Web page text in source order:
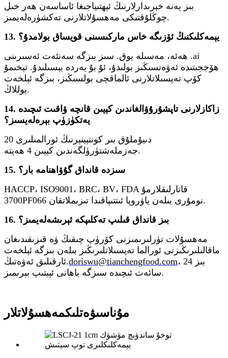
بىز يەنە خېرىدارلارنىڭ ئېھتىياجىغا ئاساسەن ھەر خىل
چوڭلۇقتىكى مەھسۇلاتلارنى تەكشۈرەلەيمىز.
13. يېمەكلىكنىڭ ئۆزىگە خاس ماركىسىنى قويساق بولامدۇ؟
ھەئە، مەسىلە يوق. سىز بىزگە سەنئەت ئەسىرىنى .ai
ھۆججىتىدە ئەۋەتسىڭىز بولىدۇ، ئۇ بۇ يەردە بېسىلىدۇ. تېخىمۇ
كۆپ تەپسىلاتلارنى ئالماقچى بولسىڭىز، بىزگە ئېلخەت
يوللاڭ.
14. زاكازلارنى تاپشۇرۇۋالغاندىن كېيىن قانچە ۋاقىت ئىچىدە
يەتكۈزۈپ بېرەلەيسىز؟
20 دىيۇملۇق بىر كونتېينېرنىڭ ئورالمىلىرى
جەزملەشتۈرۈلگەندىن كېيىن 4 ھەپتە.
15. سىزدە قانداق گۇۋاھنامە بار؟
HACCP، ISO9001، BRC، BV، FDA قاتارلىقلارمۇ
3700PF066 نومۇرى بىلەن ياۋروپا ئىتتىپاقىدا تىزىملاتقان.
16. بىز قانداق قىلىپ تەكلىپكە ئېرىشەلەيمىز؟
مەھسۇلات تۈرلىرىمىزنى كۆرۈپ چىقىڭ ۋە قىزىقىدىغان
ماقالىلىرىڭىزنى ئورالما تەپسىلاتلىرىڭىز بىلەن بىزگە ئېلخەت
ئارقىلىق ئەۋەتىڭ.doriswu@tianchengfood.com، بىز 24
سائەت ئىچىدە سىزگە باھانى ئېيتىپ بېرىمىز.
مۇناسىۋەتلىكمەھسۇلاتلار